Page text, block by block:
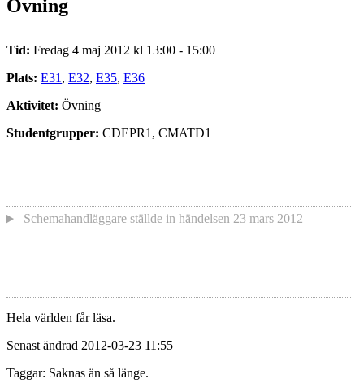
Övning
Tid: Fredag 4 maj 2012 kl 13:00 - 15:00
Plats: E31 , E32, E35, E36
Aktivitet: Övning
Studentgrupper: CDEPR1, CMATD1
Schemahandläggare ställde in händelsen 23 mars 2012
Hela världen får läsa.
Senast ändrad 2012-03-23 11:55
Taggar: Saknas än så länge.